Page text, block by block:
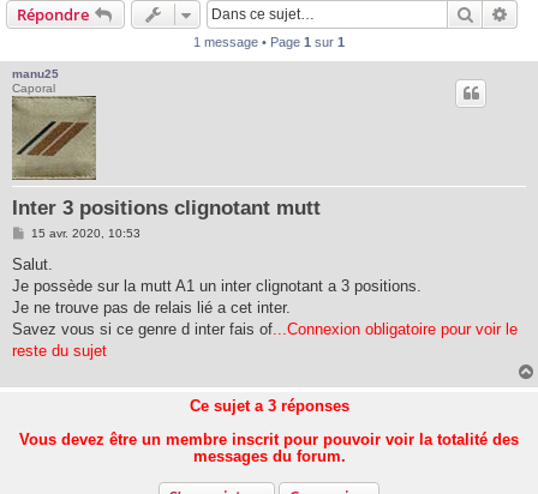
Répondre
1 message • Page 1 sur 1
manu25
Caporal
Inter 3 positions clignotant mutt
M
s
a
g
15 avr. 2020, 10:53
Salut.
Je possède sur la mutt A1 un inter clignotant a 3 positions.
Je ne trouve pas de relais lié a cet inter.
Savez vous si ce genre d inter fais of ...Connexion obligatoire pour voir le
reste du sujet
Ce sujet a 3réponses
Vous devez être un membre inscrit pour pouvoir voir la totalité des
messages du forum.